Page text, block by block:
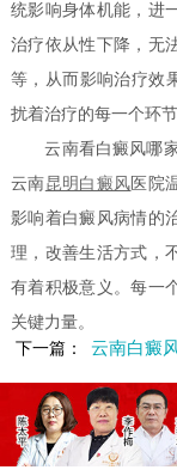
统影响身体机能，进
治疗依从性下降，无
等，从而影响治疗效
扰着治疗的每一个环节
云南看白癜风哪家
云南昆明白癜风 医院
影响着白癜风病情的
理，改善生活方式，
有着积极意义。每一
关键力量。
下一篇：
云南白癜